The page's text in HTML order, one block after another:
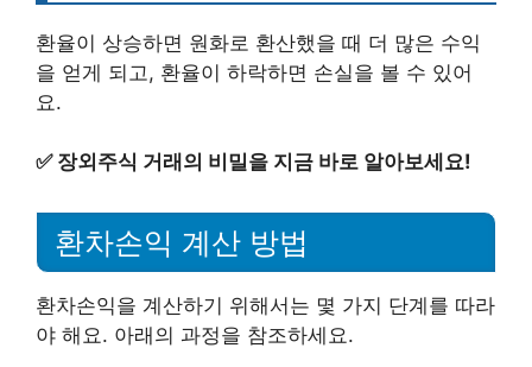
환율이 상승하면 원화로 환산했을 때 더 많은 수익
을 얻게 되고, 환율이 하락하면 손실을 볼 수 있어
요.
✅ 장외주식 거래의 비밀을 지금 바로 알아보세요!
환차손익 계산 방법
환차손익을 계산하기 위해서는 몇 가지 단계를 따라
야 해요. 아래의 과정을 참조하세요.